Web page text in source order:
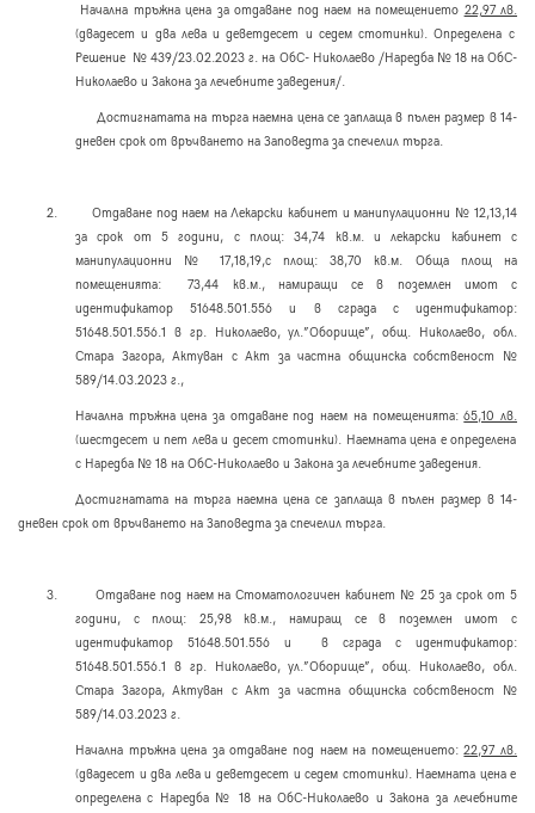
Начална тръжна цена за отдаване под наем на помещението 22,97 лв.
(двадесет и два лева и деветдесет и седем стотинки). Определена с
Решение № 439/23.02.2023 г. на ОбС- Николаево /Наредба № 18 на ОбС-
Николаево и Закона за лечебните заведения/.
Достигнатата на търга наемна цена се заплаща в пълен размер в 14-
дневен срок от връчването на Заповедта за спечелил търга.
2.
Отдаване под наем на Лекарски кабинет и манипулационни № 12,13,14
за срок от 5 години, с площ: 34,74 кв.м. и лекарски кабинет с
манипулационни № 17,18,19,с площ: 38,70 кв.м. Обща площ на
помещенията: 73,44 кв.м., намиращи се в поземлен имот с
идентификатор 51648.501.556 и в сграда с идентификатор:
51648.501.556.1 в гр. Николаево, ул.”Оборище”, общ. Николаево, обл.
Стара Загора, Актуван с Акт за частна общинска собственост №
589/14.03.2023 г.,
Начална тръжна цена за отдаване под наем на помещенията:65,10 лв.
(шестдесет и пет лева и десет стотинки). Наемната цена е определена
с Наредба № 18 на ОбС-Николаево и Закона за лечебните заведения.
Достигнатата на търга наемна цена се заплаща в пълен размер в 14-
дневен срок от връчването на Заповедта за спечелил търга.
3.
Отдаване под наем на Стоматологичен кабинет № 25 за срок от 5
години, с площ: 25,98 кв.м., намиращ се в поземлен имот с
идентификатор 51648.501.556 и в сграда с идентификатор:
51648.501.556.1 в гр. Николаево, ул.”Оборище”, общ. Николаево, обл.
Стара Загора, Актуван с Акт за частна общинска собственост №
589/14.03.2023 г.
Начална тръжна цена за отдаване под наем на помещението:22,97 лв.
(двадесет и два лева и деветдесет и седем стотинки). Наемната цена е
определена с Наредба № 18 на ОбС-Николаево и Закона за лечебните